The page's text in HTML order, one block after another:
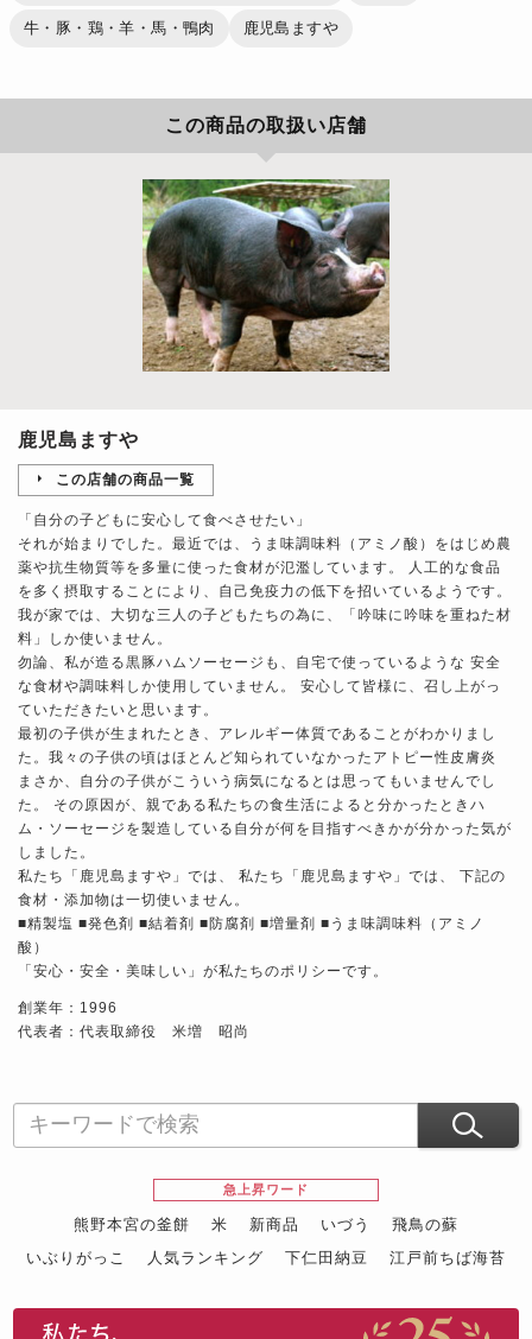
牛・豚・鶏・羊・馬・鴨肉 鹿児島ますや
この商品の取扱い店舗
鹿児島ますや
この店舗の商品一覧
「自分の子どもに安心して食べさせたい」
それが始まりでした。最近では、うま味調味料（アミノ酸）をはじめ農
薬や抗生物質等を多量に使った食材が氾濫しています。 人工的な食品
を多く摂取することにより、自己免疫力の低下を招いているようです。
我が家では、大切な三人の子どもたちの為に、「吟味に吟味を重ねた材
料」しか使いません。
勿論、私が造る黒豚ハムソーセージも、自宅で使っているような 安全
な食材や調味料しか使用していません。 安心して皆様に、召し上がっ
ていただきたいと思います。
最初の子供が生まれたとき、アレルギー体質であることがわかりまし
た。我々の子供の頃はほとんど知られていなかったアトピー性皮膚炎
まさか、自分の子供がこういう病気になるとは思ってもいませんでし
た。 その原因が、親である私たちの食生活によると分かったときハ
ム・ソーセージを製造している自分が何を目指すべきかが分かった気が
しました。
私たち「鹿児島ますや」では、 私たち「鹿児島ますや」では、 下記の
食材・添加物は一切使いません。
■精製塩 ■発色剤 ■結着剤 ■防腐剤 ■増量剤 ■うま味調味料（アミノ
酸）
「安心・安全・美味しい」が私たちのポリシーです。
創業年：1996
代表者：代表取締役 米増 昭尚
急上昇ワード
熊野本宮の釜餅 米 新商品 いづう
飛鳥の蘇
いぶりがっこ
人気ランキング 下仁田納豆
江戸前ちば海苔